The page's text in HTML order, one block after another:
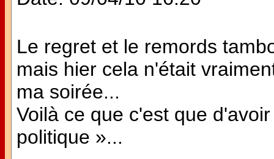
Le regret et le remords
mais hier cela n'était
ma soirée...
Voilà ce que c'est que
politique »...